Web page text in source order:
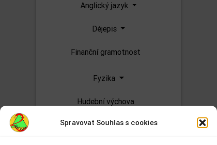
Spravovat Souhlas s cookies
Anglický jazyk
Dějepis
Finanční gramotnost
Fyzika
Hudební výchova
Chemie